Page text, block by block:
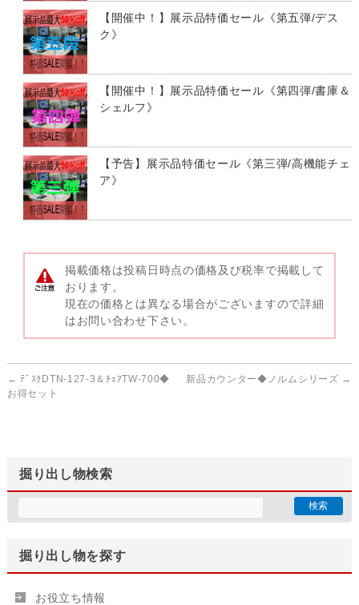
【開催中！】展示品特価セール《第五弾/デス
ク》
【開催中！】展示品特価セール《第四弾/書庫＆
シェルフ》
【予告】展示品特価セール《第三弾/高機能チェ
ア》
掲載価格は投稿日時点の価格及び税率で掲載して
おります。
現在の価格とは異なる場合がございますので詳細
はお問い合わせ下さい。
← ﾃﾞｽｸDTN-127-3＆ﾁｪｱTW-700◆
お得セット
新品カウンター◆ノルムシリーズ →
掘り出し物検索
掘り出し物を探す
お役立ち情報